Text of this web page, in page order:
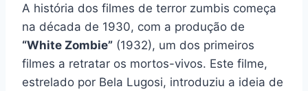
A história dos filmes de terror zumbis começa
na década de 1930, com a produção de
“White Zombie” (1932), um dos primeiros
filmes a retratar os mortos-vivos. Este filme,
estrelado por Bela Lugosi, introduziu a ideia de